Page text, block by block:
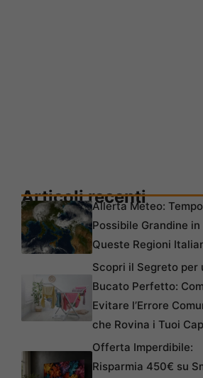
Articoli recenti
Allerta Meteo:
Possibile Grandine in
Queste Regioni
Scopri il Segreto per
Bucato Perfetto:
Evitare l’Errore
che Rovina i Tuoi
Offerta Imperdibile:
Risparmia 450€ su